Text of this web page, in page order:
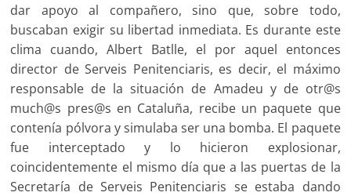
dar apoyo al compañero, sino que, sobre todo,
buscaban exigir su libertad inmediata. Es durante este
clima cuando, Albert Batlle, el por aquel entonces
director de Serveis Penitenciaris, es decir, el máximo
responsable de la situación de Amadeu y de otr@s
much@s pres@s en Cataluña, recibe un paquete que
contenía pólvora y simulaba ser una bomba. El paquete
fue interceptado y lo hicieron explosionar,
coincidentemente el mismo día que a las puertas de la
Secretaría de Serveis Penitenciaris se estaba dando